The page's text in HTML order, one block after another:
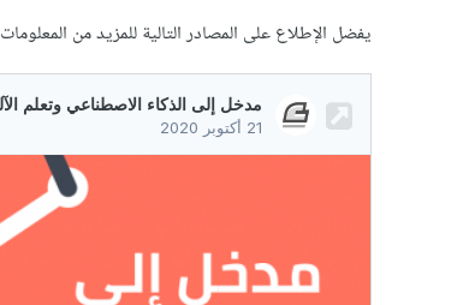
يفضل الإطلاع على المصادر التالية للمزيد من المعلومات